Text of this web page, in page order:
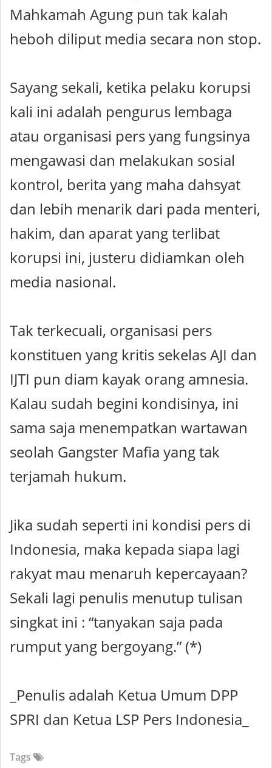
Mahkamah Agung pun tak kalah
heboh diliput media secara non stop.
Sayang sekali, ketika pelaku korupsi
kali ini adalah pengurus lembaga
atau organisasi pers yang fungsinya
mengawasi dan melakukan sosial
kontrol, berita yang maha dahsyat
dan lebih menarik dari pada menteri,
hakim, dan aparat yang terlibat
korupsi ini, justeru didiamkan oleh
media nasional.
Tak terkecuali, organisasi pers
konstituen yang kritis sekelas AJI dan
IJTI pun diam kayak orang amnesia.
Kalau sudah begini kondisinya, ini
sama saja menempatkan wartawan
seolah Gangster Mafia yang tak
terjamah hukum.
Jika sudah seperti ini kondisi pers di
Indonesia, maka kepada siapa lagi
rakyat mau menaruh kepercayaan?
Sekali lagi penulis menutup tulisan
singkat ini : “tanyakan saja pada
rumput yang bergoyang.” (*)
_Penulis adalah Ketua Umum DPP
SPRI dan Ketua LSP Pers Indonesia_
Tags